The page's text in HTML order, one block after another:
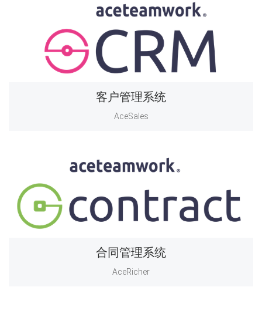
客户管理系统
AceSales
合同管理系统
AceRicher